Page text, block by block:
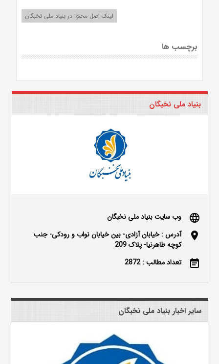
لینک اصل محتوا در بنیاد ملی نخبگان
برچسب ها
بنیاد ملی نخبگان
language وب سایت بنیاد ملی نخبگان
location_on
آدرس : خیابان آزادی- بین خیابان نواب و رودکی- جنب
کوچه طاهرنیا- پلاک 209
event_note تعداد مطالب : 2872
سایر اخبار بنیاد ملی نخبگان